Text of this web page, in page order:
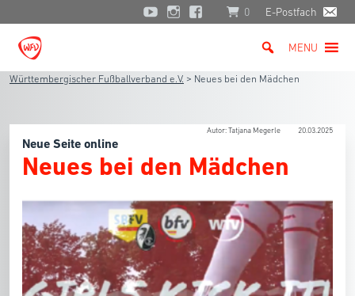
0 E-Postfach
MENU
Württembergischer Fußballverband e.V. > Neues bei den Mädchen
Autor: Tatjana Megerle 20.03.2025
Neue Seite online
Neues bei den Mädchen